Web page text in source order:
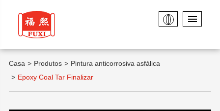
Casa Produtos
Pintura anticorrosiva asfálica
Epoxy Coal Tar Finalizar